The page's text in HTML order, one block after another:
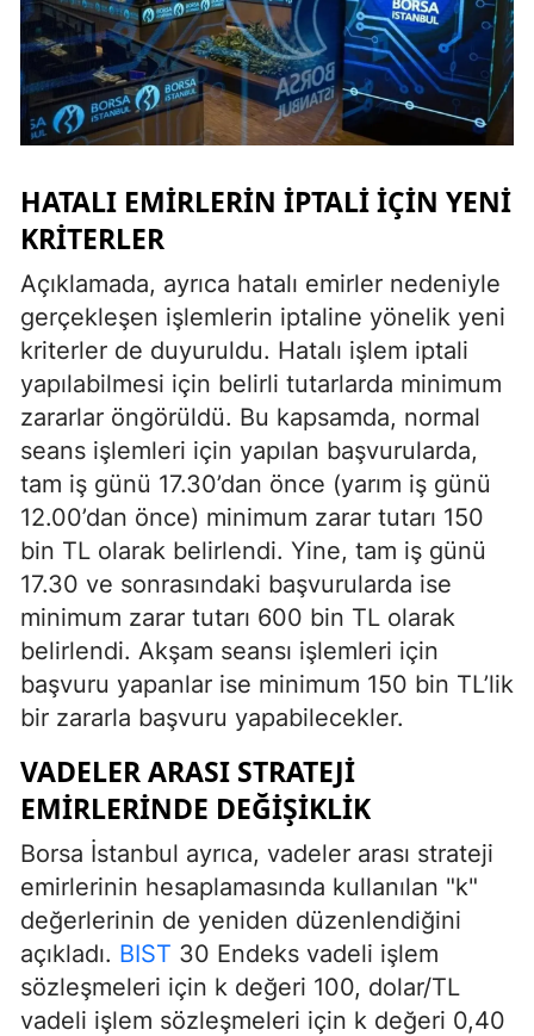
HATALI EMIRLERIN İPTALI İÇIN YENI
KRITERLER
Açıklamada, ayrıca hatalı emirler nedeniyle
gerçekleşen işlemlerin iptaline yönelik yeni
kriterler de duyuruldu. Hatalı işlem iptali
yapılabilmesi için belirli tutarlarda minimum
zararlar öngörüldü. Bu kapsamda, normal
seans işlemleri için yapılan başvurularda,
tam iş günü 17.30’dan önce (yarım iş günü
12.00’dan önce) minimum zarar tutarı 150
bin TL olarak belirlendi. Yine, tam iş günü
17.30 ve sonrasındaki başvurularda ise
minimum zarar tutarı 600 bin TL olarak
belirlendi. Akşam seansı işlemleri için
başvuru yapanlar ise minimum 150 bin TL’lik
bir zararla başvuru yapabilecekler.
VADELER ARASI STRATEJI
EMIRLERINDE DEĞIŞIKLIK
Borsa İstanbul ayrıca, vadeler arası strateji
emirlerinin hesaplamasında kullanılan "k"
değerlerinin de yeniden düzenlendiğini
açıkladı. BIST 30 Endeks vadeli işlem
sözleşmeleri için k değeri 100, dolar/TL
vadeli işlem sözleşmeleri için k değeri 0,40